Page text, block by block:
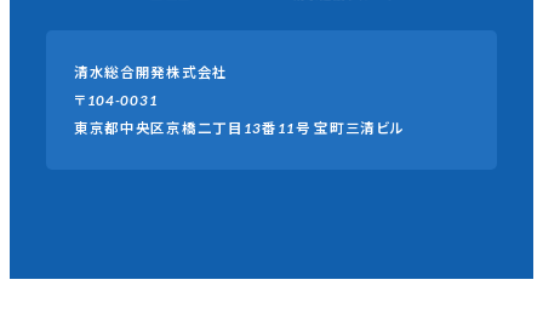
清水総合開発株式会社
〒104-0031
東京都中央区京橋二丁目13番11号 宝町三清ビル